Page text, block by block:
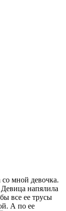
мной девочка.
напялила
все ее трусы
А по ее